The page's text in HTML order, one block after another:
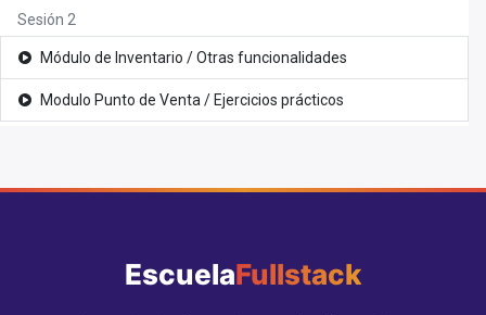
Sesión 2
Módulo de Inventario / Otras funcionalidades
Modulo Punto de Venta / Ejercicios prácticos
EscuelaFullstack